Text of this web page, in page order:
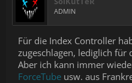
ADMIN
Für die Index Controller
zugeschlagen, lediglich für
Aber ich kann immer
ForceTube usw. aus